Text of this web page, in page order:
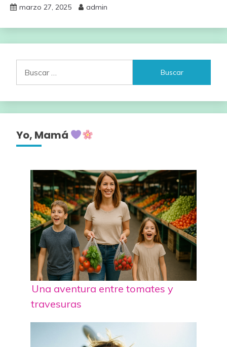
marzo 27, 2025 admin
Yo, Mamá
Una aventura entre tomates y
travesuras